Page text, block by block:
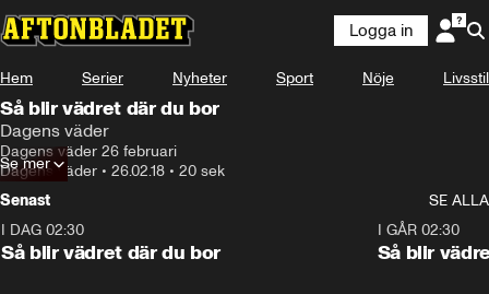
Logga in
Hem Serier Nyheter Sport Nöje Livsstil
Så blir vädret där du bor
Dagens väder
Dagens väder 26 februari
Dagens väder • 26.02.18 • 20 sek
Se mer
Senast
SE ALLA
I DAG 02:30
Så blir vädret där du bor
I GÅR 02:30
Så blir